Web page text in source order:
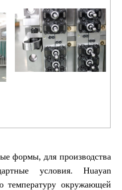
формы, для производства
условия. Huayan
температуру окружающей